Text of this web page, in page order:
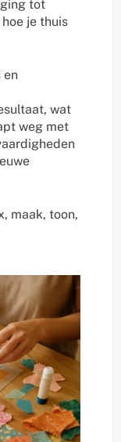
tot
je thuis
en
wat
weg met
maak, toon,